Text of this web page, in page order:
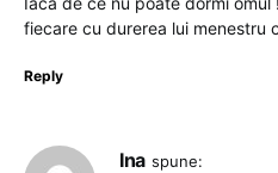
fiecare cu durerea lui menestru
Reply
Ina spune: